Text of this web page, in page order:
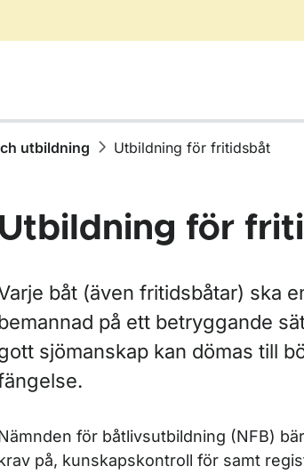
utbildning Utbildning för fritidsbåt
för Vattenskoter
för Kompetens och utbildning
Utbildning för
båt (även fritidsbåtar) ska
på ett betryggande
sjömanskap kan dömas till
för båtlivsutbildning (NFB)
på, kunskapskontroll för samt